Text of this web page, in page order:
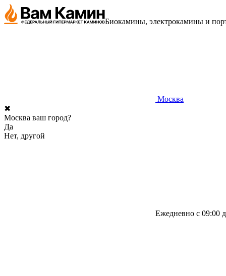
Биокамины, электрокамины и
Москва
✖
Москва ваш город?
Да
Нет, другой
Ежедневно с 09:00